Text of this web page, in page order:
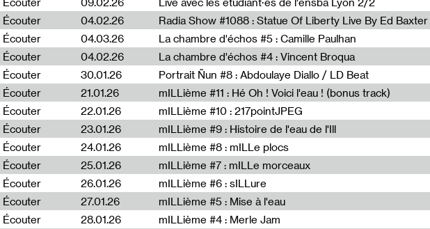
Écouter
04.02.26
Écouter
04.03.26 La chambre d'échos #5 : Camille Paulhan
Écouter
04.02.26 La chambre d'échos #4 : Vincent Broqua
Écouter
30.01.26 Portrait Ñun #8 : Abdoulaye Diallo / LD Beat
Écouter
21.01.26 mILLième #11 : Hé Oh ! Voici l'eau ! (bonus track)
Écouter
22.01.26 mILLième #10 : 217pointJPEG
Écouter
23.01.26 mILLième #9 : Histoire de l'eau de l'Ill
Écouter
24.01.26 mILLième #8 : mILLe plocs
Écouter
25.01.26 mILLième #7 : mILLe morceaux
Écouter
26.01.26 mILLième #6 : sILLure
Écouter
27.01.26 mILLième #5 : Mise à l'eau
Écouter
28.01.26 mILLième #4 : Merle Jam